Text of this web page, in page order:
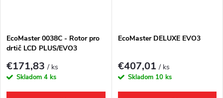
EcoMaster 0038C - Rotor pro
drtič LCD PLUS/EVO3
€171,83/ ks
Skladom 4 ks
EcoMaster DELUXE EVO3
€407,01/ ks
Skladom 10 ks